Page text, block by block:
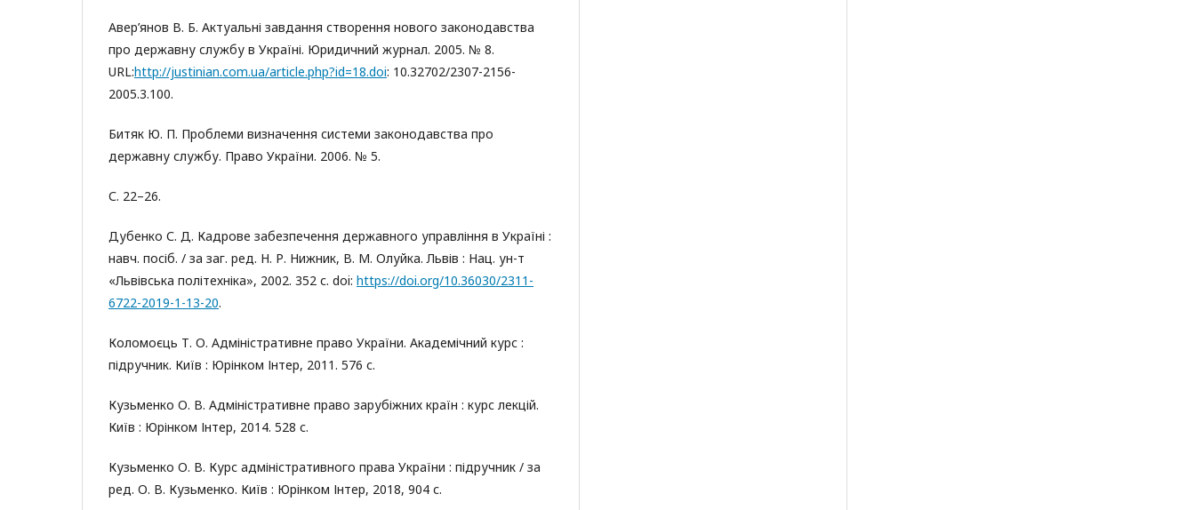
Авер’янов В. Б. Актуальні завдання створення нового законодавства
про державну службу в Україні. Юридичний журнал. 2005. № 8.
URL:http://justinian.com.ua/article.php?id=18.doi: 10.32702/2307-2156-
2005.3.100.
Битяк Ю. П. Проблеми визначення системи законодавства про
державну службу. Право України. 2006. № 5.
С. 22–26.
Дубенко С. Д. Кадрове забезпечення державного управління в Україні :
навч. посіб. / за заг. ред. Н. Р. Нижник, В. М. Олуйка. Львів : Нац. ун-т
«Львівська політехніка», 2002. 352 с. doi: https://doi.org/10.36030/2311-
6722-2019-1-13-20.
Коломоєць Т. О. Адміністративне право України. Академічний курс :
підручник. Київ : Юрінком Інтер, 2011. 576 с.
Кузьменко О. В. Адміністративне право зарубіжних країн : курс лекцій.
Київ : Юрінком Інтер, 2014. 528 с.
Кузьменко О. В. Курс адміністративного права України : підручник / за
ред. О. В. Кузьменко. Київ : Юрінком Інтер, 2018, 904 с.